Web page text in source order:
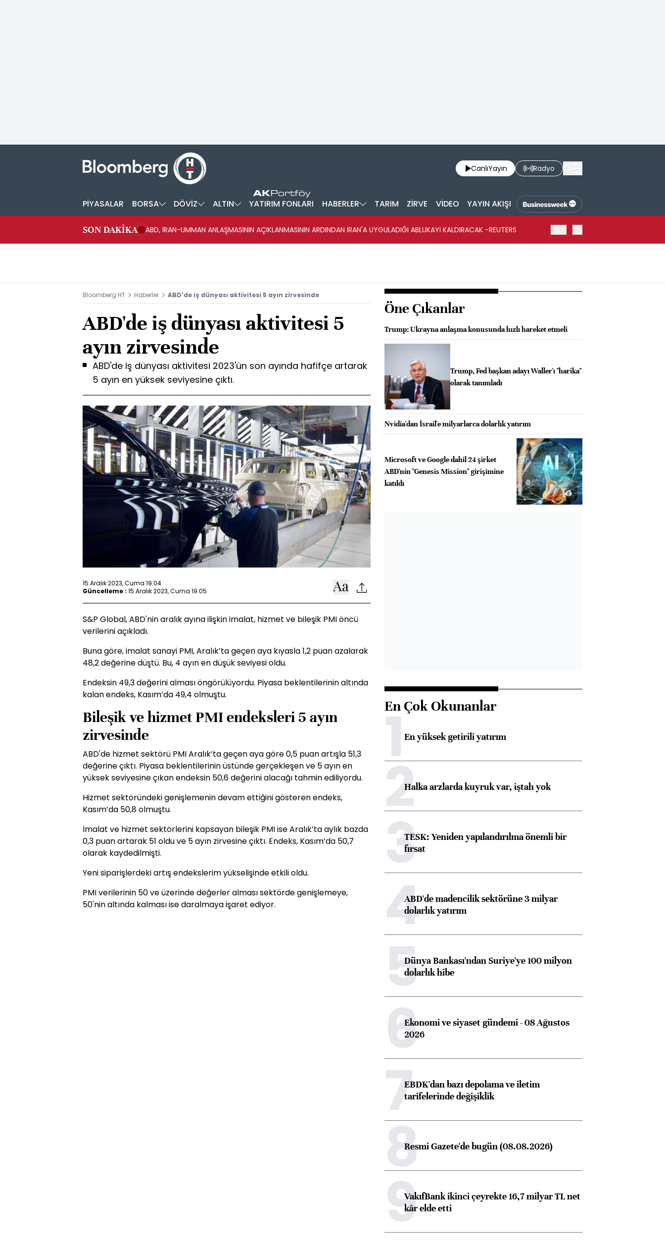
CanlıYayın Radyo
PİYASALAR BORSA DÖVİZ ALTIN YATIRIM FONLARI HABERLER TARIM ZİRVE VİDEO YAYIN AKIŞI
SON DAKİKA ABD, İRAN-UMMAN ANLAŞMASININ AÇIKLANMASININ ARDINDAN İRAN'A UYGULADIĞI ABLUKAYI KALDIRACAK -REUTERS
Bloomberg HT Haberler ABD'de iş dünyası aktivitesi 5 ayın zirvesinde
ABD'de iş dünyası aktivitesi 5
ayın zirvesinde
ABD'de iş dünyası aktivitesi 2023'ün son ayında hafifçe artarak
5 ayın en yüksek seviyesine çıktı.
15 Aralık 2023, Cuma 19:04
Güncelleme : 15 Aralık 2023, Cuma 19:05
S&P Global, ABD'nin aralık ayına ilişkin imalat, hizmet ve bileşik PMI öncü
verilerini açıkladı.
Buna göre, imalat sanayi PMI, Aralık’ta geçen aya kıyasla 1,2 puan azalarak
48,2 değerine düştü. Bu, 4 ayın en düşük seviyesi oldu.
Endeksin 49,3 değerini alması öngörülüyordu. Piyasa beklentilerinin altında
kalan endeks, Kasım’da 49,4 olmuştu.
Bileşik ve hizmet PMI endeksleri 5 ayın
zirvesinde
ABD'de hizmet sektörü PMI Aralık’ta geçen aya göre 0,5 puan artışla 51,3
değerine çıktı. Piyasa beklentilerinin üstünde gerçekleşen ve 5 ayın en
yüksek seviyesine çıkan endeksin 50,6 değerini alacağı tahmin ediliyordu.
Hizmet sektöründeki genişlemenin devam ettiğini gösteren endeks,
Kasım’da 50,8 olmuştu.
İmalat ve hizmet sektörlerini kapsayan bileşik PMI ise Aralık’ta aylık bazda
0,3 puan artarak 51 oldu ve 5 ayın zirvesine çıktı. Endeks, Kasım’da 50,7
olarak kaydedilmişti.
Yeni siparişlerdeki artış endekslerim yükselişinde etkili oldu.
PMI verilerinin 50 ve üzerinde değerler alması sektörde genişlemeye,
50'nin altında kalması ise daralmaya işaret ediyor.
Öne Çıkanlar
Trump: Ukrayna anlaşma konusunda hızlı hareket etmeli
Trump, Fed başkan adayı Waller'ı "harika"
olarak tanımladı
Nvidia'dan İsrail'e milyarlarca dolarlık yatırım
Microsoft ve Google dahil 24 şirket
ABD'nin "Genesis Mission" girişimine
katıldı
En Çok Okunanlar
1En yüksek getirili yatırım
2Halka arzlarda kuyruk var, iştah yok
3TESK: Yeniden yapılandırılma önemli bir
fırsat
4ABD'de madencilik sektörüne 3 milyar
dolarlık yatırım
5Dünya Bankası'ndan Suriye'ye 100 milyon
dolarlık hibe
6Ekonomi ve siyaset gündemi - 08 Ağustos
2026
7EBDK'dan bazı depolama ve iletim
tarifelerinde değişiklik
8Resmi Gazete'de bugün (08.08.2026)
9VakıfBank ikinci çeyrekte 16,7 milyar TL net
kâr elde etti